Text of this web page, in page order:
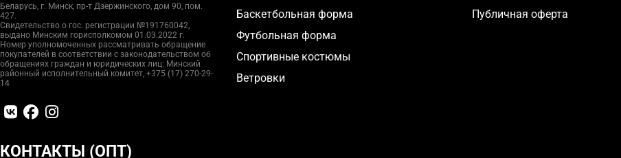
Беларусь, г. Минск, пр-т Дзержинского, дом 90, пом.
427.
Свидетельство о гос. регистрации №191760042,
выдано Минским горисполкомом 01.03.2022 г.
Номер уполномоченных рассматривать обращение
покупателей в соответствии с законодательством об
обращениях граждан и юридических лиц: Минский
районный исполнительный комитет, +375 (17) 270-29-
14
Баскетбольная форма
Футбольная форма
Спортивные костюмы
Ветровки
Публичная оферта
КОНТАКТЫ (ОПТ)